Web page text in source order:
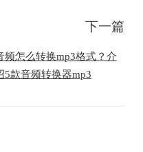
下一篇
频怎么转换mp3格式？介
5款音频转换器mp3